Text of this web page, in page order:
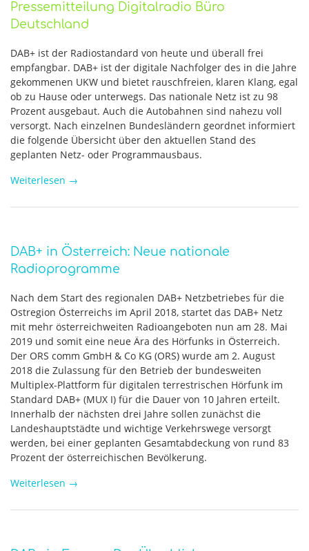
Pressemitteilung Digitalradio Büro
Deutschland
DAB+ ist der Radiostandard von heute und überall frei
empfangbar. DAB+ ist der digitale Nachfolger des in die Jahre
gekommenen UKW und bietet rauschfreien, klaren Klang, egal
ob zu Hause oder unterwegs. Das nationale Netz ist zu 98
Prozent ausgebaut. Auch die Autobahnen sind nahezu voll
versorgt. Nach einzelnen Bundesländern geordnet informiert
die folgende Übersicht über den aktuellen Stand des
geplanten Netz- oder Programmausbaus.
Weiterlesen →
DAB+ in Österreich: Neue nationale
Radioprogramme
Nach dem Start des regionalen DAB+ Netzbetriebes für die
Ostregion Österreichs im April 2018, startet das DAB+ Netz
mit mehr österreichweiten Radioangeboten nun am 28. Mai
2019 und somit eine neue Ära des Hörfunks in Österreich.
Der ORS comm GmbH & Co KG (ORS) wurde am 2. August
2018 die Zulassung für den Betrieb der bundesweiten
Multiplex-Plattform für digitalen terrestrischen Hörfunk im
Standard DAB+ (MUX I) für die Dauer von 10 Jahren erteilt.
Innerhalb der nächsten drei Jahre sollen zunächst die
Landeshauptstädte und wichtige Verkehrswege versorgt
werden, bei einer geplanten Gesamtabdeckung von rund 83
Prozent der österreichischen Bevölkerung.
Weiterlesen →